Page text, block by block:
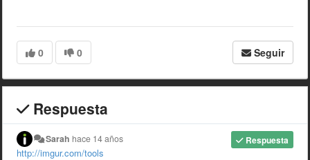
0 0 Seguir
Respuesta
Respuesta
Sarah hace 14 años
http://imgur.com/tools